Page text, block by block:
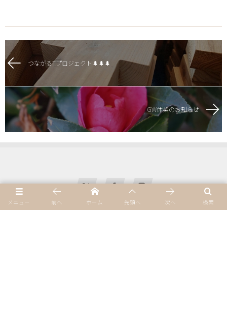
つながるTプロジェクト🌲🌲🌲
GW休業のお知らせ
メニュー 検索
前へ ホーム 先頭へ 次へ